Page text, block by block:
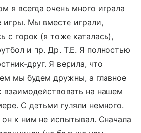
я всегда очень много играла
игры. Мы вместе играли,
с горок (я тоже каталась),
и пр. Др. Т.Е. Я полностью
друг. Я верила, что
мы будем дружны, а главное
взаимодействовать на нашем
С детьми гуляли немного.
он к ним не испытывал. Сначала